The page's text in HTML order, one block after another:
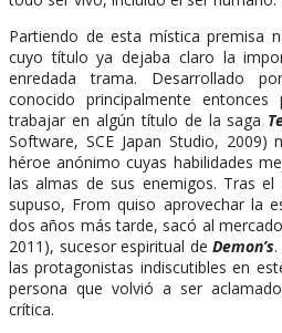
Partiendo de esta mística premisa
cuyo título ya dejaba claro la
enredada trama. Desarrollado
conocido principalmente entonces
trabajar en algún título de la saga
Software, SCE Japan Studio, 2009)
héroe anónimo cuyas habilidades
las almas de sus enemigos. Tras
supuso, From quiso aprovechar la
dos años más tarde, sacó al
2011), sucesor espiritual de Demon’s
las protagonistas indiscutibles en
persona que volvió a ser
crítica.